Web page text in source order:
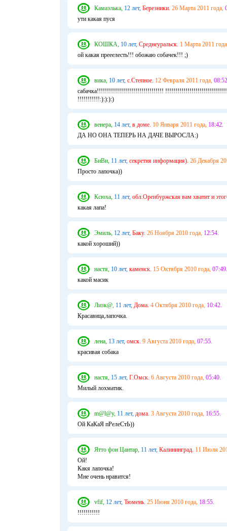
Камаэлька, 12 лет, Березники. 26 Марта 2011 года,
ути какая пуся
КОШКА, 10 лет, Среднеуральск. 1 Марта 2011
ой какая прееелесть!!! обожаю собачек!!! ;)
вика, 10 лет, с.Степное. 12 Февраля 2011 года,
сабачка!!!!!!!!!!!!!!!!!!!!!!!!!!!!!!!!!
!!!!!!!!!!!:):):):)
венера, 14 лет, в доме. 10 Января 2011 года, 18:42.
ДА НО ОНА ТЕПЕРЬ НА ДАЧЕ ВЫРОСЛА:)
БиВи, 11 лет, секретня информация). 26 Декабря
Просто лапочка))
Ксюха, 11 лет, обл.Оренбуржская вам хватит и
какая лапа!
Эмиль, 12 лет, Баку. 26 Ноября 2010 года, 12:54.
какой хороший))
настя, 10 лет, каменск. 15 Октября 2010 года, 07:49.
какой масик
Лизк@, 11 лет, Дома. 4 Октября 2010 года, 10:42.
Красавица,лапочка.
лена, 13 лет, омск. 9 Августа 2010 года, 07:55.
красивая собака
настя, 15 лет, Г.Омск. 6 Августа 2010 года, 05:40.
Милый лохматик.
m@l@y, 11 лет, дома. 3 Августа 2010 года, 16:55.
Ой КаКаЯ пРелеСтЬ))
Ятто фон Цантар, 11 лет, Калининград. 11 Июля
Ой!
Какя лапочка!
Мне очень нравится!
vfif, 12 лет, Тюмень. 25 Июня 2010 года, 18:55.
!!!!!!!!!!!